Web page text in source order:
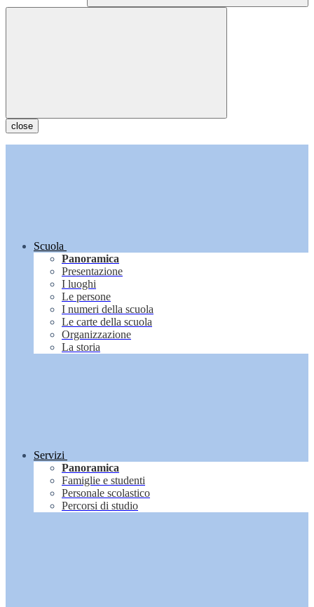
close
Scuola
Panoramica
Presentazione
I luoghi
Le persone
I numeri della scuola
Le carte della scuola
Organizzazione
La storia
Servizi
Panoramica
Famiglie e studenti
Personale scolastico
Percorsi di studio